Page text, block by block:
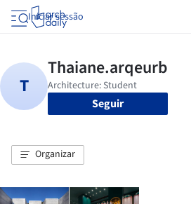
Iniciar sessão
Seguir
Organizar